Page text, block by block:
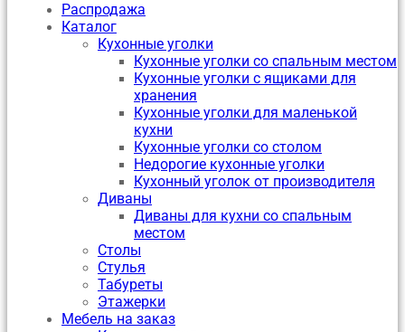
Распродажа
Каталог
Кухонные уголки
Кухонные уголки со спальным местом
Кухонные уголки с ящиками для
хранения
Кухонные уголки для маленькой
кухни
Кухонные уголки со столом
Недорогие кухонные уголки
Кухонный уголок от производителя
Диваны
Диваны для кухни со спальным
местом
Столы
Стулья
Табуреты
Этажерки
Мебель на заказ